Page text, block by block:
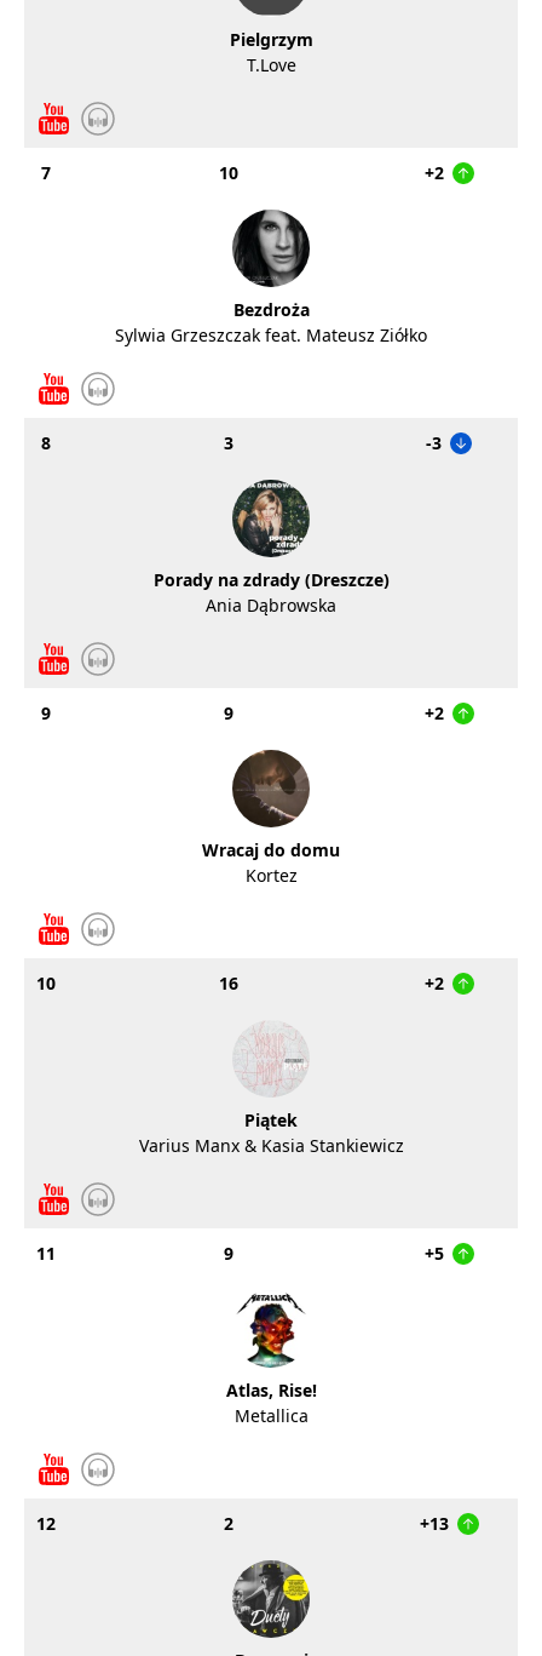
Pielgrzym
T.Love
7 10 +2
Bezdroża
Sylwia Grzeszczak feat. Mateusz Ziółko
8 3 -3
Porady na zdrady (Dreszcze)
Ania Dąbrowska
9 9 +2
Wracaj do domu
Kortez
10 16 +2
Piątek
Varius Manx & Kasia Stankiewicz
11 9 +5
Atlas, Rise!
Metallica
12 2 +13